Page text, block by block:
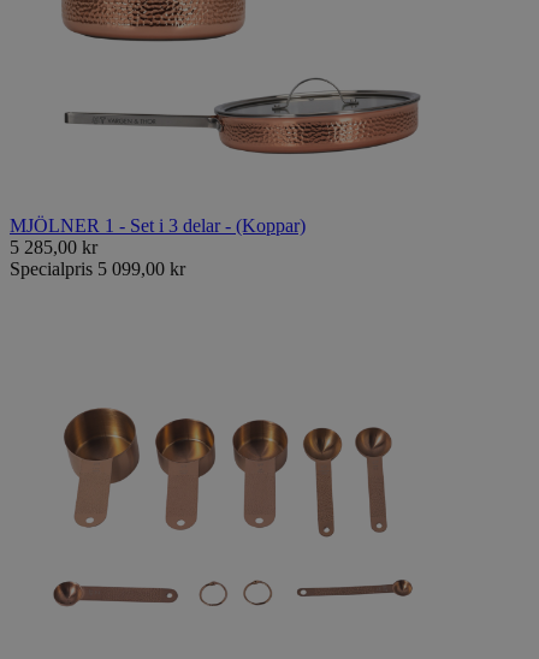
MJÖLNER 1 - Set i 3 delar - (Koppar)
5 285,00 kr
Specialpris 5 099,00 kr